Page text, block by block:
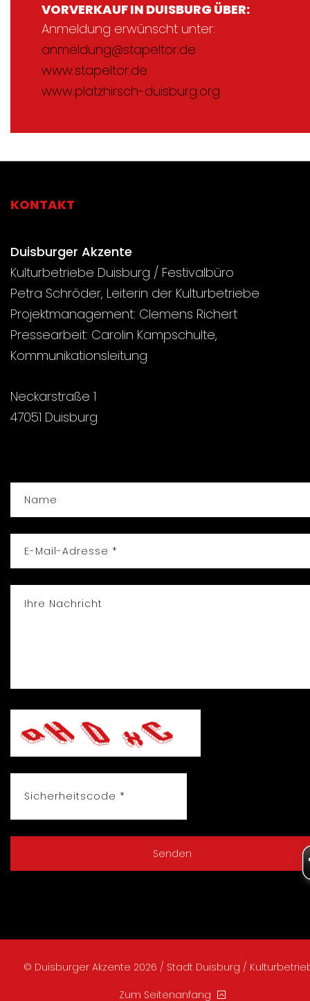
VORVERKAUF IN DUISBURG ÜBER:
Anmeldung erwünscht unter:
anmeldung@stapeltor.de
www.stapeltor.de
www.platzhirsch-duisburg.org
KONTAKT
Duisburger Akzente
Kulturbetriebe Duisburg / Festivalbüro
Petra Schröder, Leiterin der Kulturbetriebe
Projektmanagement: Clemens Richert
Pressearbeit: Carolin Kampschulte,
Kommunikationsleitung
Neckarstraße 1
47051 Duisburg
© Duisburger Akzente 2026 / Stadt Duisburg /
Zum Seitenanfang